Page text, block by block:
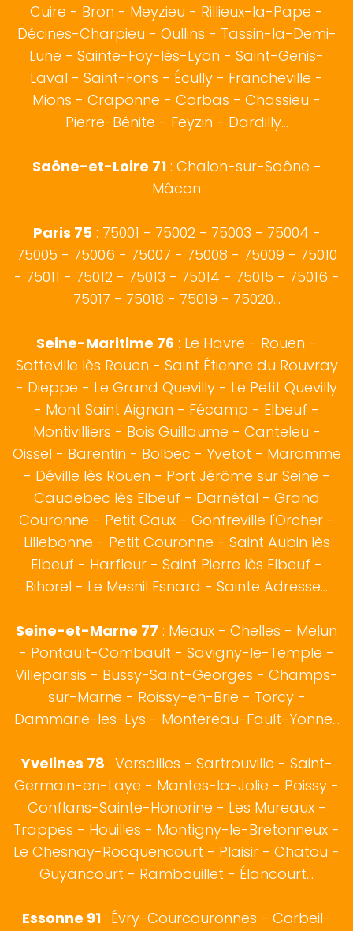
Cuire - Bron - Meyzieu - Rillieux-la-Pape -
Décines-Charpieu - Oullins - Tassin-la-Demi-
Lune - Sainte-Foy-lès-Lyon - Saint-Genis-
Laval - Saint-Fons - Écully - Francheville -
Mions - Craponne - Corbas - Chassieu -
Pierre-Bénite - Feyzin - Dardilly...
Saône-et-Loire 71: Chalon-sur-Saône -
Mâcon
Paris 75: 75001 - 75002 - 75003 - 75004 -
75005 - 75006 - 75007 - 75008 - 75009 - 75010
- 75011 - 75012 - 75013 - 75014 - 75015 - 75016 -
75017 - 75018 - 75019 - 75020...
Seine-Maritime 76 : Le Havre - Rouen -
Sotteville lès Rouen - Saint Étienne du Rouvray
- Dieppe - Le Grand Quevilly - Le Petit Quevilly
- Mont Saint Aignan - Fécamp - Elbeuf -
Montivilliers - Bois Guillaume - Canteleu -
Oissel - Barentin - Bolbec - Yvetot - Maromme
- Déville lès Rouen - Port Jérôme sur Seine -
Caudebec lès Elbeuf - Darnétal - Grand
Couronne - Petit Caux - Gonfreville l'Orcher -
Lillebonne - Petit Couronne - Saint Aubin lès
Elbeuf - Harfleur - Saint Pierre lès Elbeuf -
Bihorel - Le Mesnil Esnard - Sainte Adresse...
Seine-et-Marne 77 : Meaux - Chelles - Melun
- Pontault-Combault - Savigny-le-Temple -
Villeparisis - Bussy-Saint-Georges - Champs-
sur-Marne - Roissy-en-Brie - Torcy -
Dammarie-les-Lys - Montereau-Fault-Yonne...
Yvelines 78 : Versailles - Sartrouville - Saint-
Germain-en-Laye - Mantes-la-Jolie - Poissy -
Conflans-Sainte-Honorine - Les Mureaux -
Trappes - Houilles - Montigny-le-Bretonneux -
Le Chesnay-Rocquencourt - Plaisir - Chatou -
Guyancourt - Rambouillet - Élancourt...
Essonne 91 : Évry-Courcouronnes - Corbeil-